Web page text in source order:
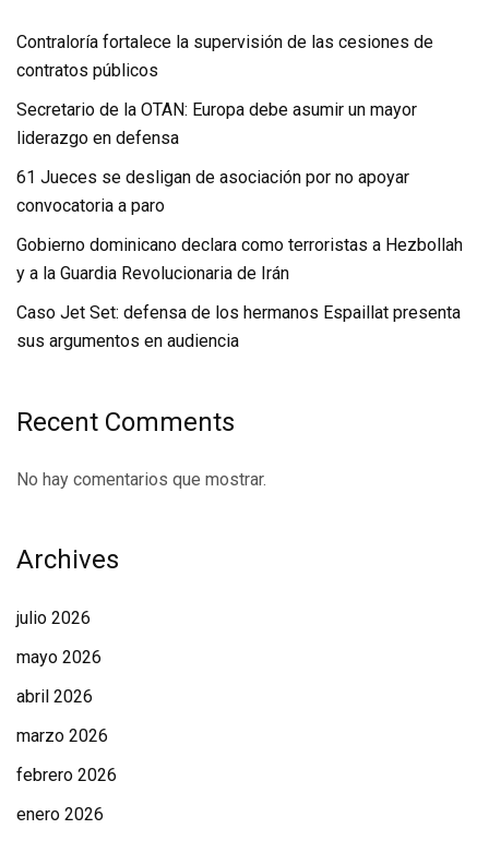
Contraloría fortalece la supervisión de las cesiones de
contratos públicos
Secretario de la OTAN: Europa debe asumir un mayor
liderazgo en defensa
61 Jueces se desligan de asociación por no apoyar
convocatoria a paro
Gobierno dominicano declara como terroristas a Hezbollah
y a la Guardia Revolucionaria de Irán
Caso Jet Set: defensa de los hermanos Espaillat presenta
sus argumentos en audiencia
Recent Comments
No hay comentarios que mostrar.
Archives
julio 2026
mayo 2026
abril 2026
marzo 2026
febrero 2026
enero 2026